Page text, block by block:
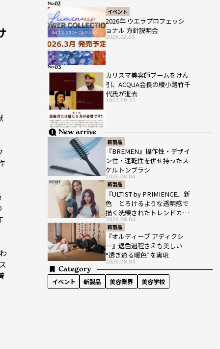
イベント
2026年 ウエラプロフェッシ
ョナル 方針説明会
2026.02.03
No.
カリスマ美容師ブームをけん
引、ACQUA会長の綾小路竹千
代氏が逝去
2022.09.22
No.
New arrive
新製品
『BREMEN』操作性・デザイ
ン性・速乾性を併せ持ったス
ケルトンブラシ
2026.08.04
新製品
『ULTIST by PRIMIENCE』新
色 とろけるような透明感で
描く洗練されたトレンドカラ
ー
2026.08.04
新製品
『オルディーブ アディクシ
ー』退色過程さえも美しい
“透き通る暖色”を実現
2026.08.03
Category
イベント 新製品 美容業界 美容学校